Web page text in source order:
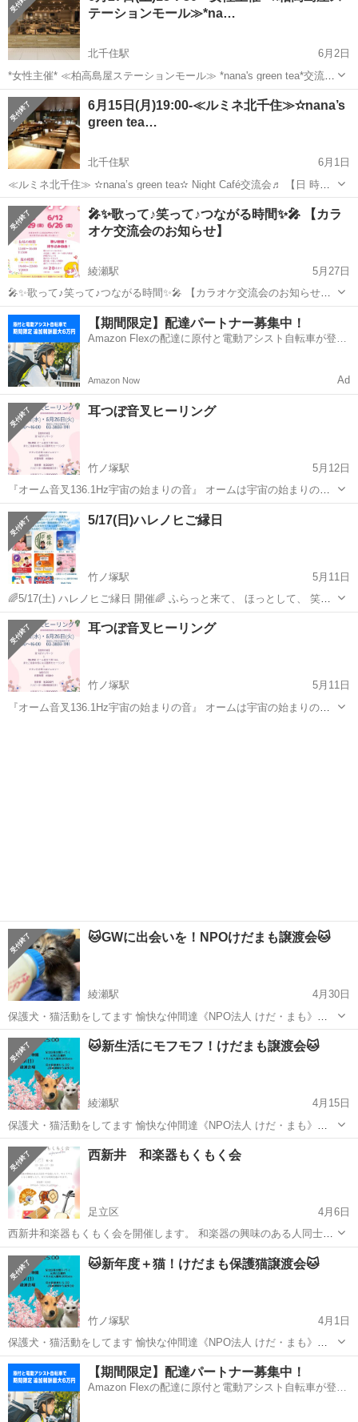
テーションモール≫*na…
北千住駅
6月2日
*女性主催* ≪柏高島屋ステーションモール≫ *nana's green tea*交流会
♬ 主催者は 女性ですので 女性の方お一人様でも 安心してご参加頂け
ます♬ ※女子会ではありませんので 男性の方のお...
東京 足立区 北千住駅 主催者
6月15日(月)19:00-≪ルミネ北千住≫✫nana’s
green tea…
北千住駅
6月1日
≪ルミネ北千住≫ ✫nana’s green tea✫ Night Café交流会♬ 【日 時】
6月15日(月)19:00-20:30 ※途中参加・途中退出ご自由にOK！ 【会
場】 nana’s g...
東京 足立区 北千住駅 その他 参加者募集
🎤✨歌って♪笑って♪つながる時間✨🎤 【カラ
オケ交流会のお知らせ】
綾瀬駅
5月27日
🎤✨歌って♪笑って♪つながる時間✨🎤 【カラオケ交流会のお知らせ】
こんばんは😃 EGSご縁倶楽部の小沼です。 今回は、 伊藤亜李さん主
催の「カラオケイベント」のご案内です😊 歌が好きな方♪ みんなで楽
しい時間を過ごした...
東京 足立区 綾瀬駅 その他 サロン
【期間限定】配達パートナー募集中！
Amazon Flexの配達に原付と電動アシスト自転車が登
Amazon Now Ad
耳つぼ音叉ヒーリング
竹ノ塚駅
5月12日
『オーム音叉136.1Hz宇宙の始まりの音』 オームは宇宙の始まりの音
であり、完全な音とされています。不調和なものを調和に導いてくれ
ます。 低音の振動は身体に入り込みやすいのが特徴。 身体の細胞レベ
ルに働きかけ、細胞が抱えて...
東京 足立区 竹ノ塚駅 音叉
5/17(日)ハレノヒご縁日
竹ノ塚駅
5月11日
🌈5/17(土) ハレノヒご縁日 開催🌈 ふらっと来て、 ほっとして、 笑顔
になれる1日✨ 占い・鑑定・整体・ヒーリング… 心と身体を整えるス
ペシャリストたちが集まる 癒しとご縁のマルシェを開催します🌿 さら
に✨ サン...
東京 足立区 竹ノ塚駅 その他 縁日
耳つぼ音叉ヒーリング
竹ノ塚駅
5月11日
『オーム音叉136.1Hz宇宙の始まりの音』 オームは宇宙の始まりの音
🐱GWに出会いを！NPOけだまも譲渡会🐱
綾瀬駅
4月30日
保護犬・猫活動をしてます 愉快な仲間達《NPO法人 けだ・まも》で
す😺 足立区行政とも連携しTNRに取り組み 日々 猫中心に走り回って
ます😆 保護猫の魅力と活動を皆さんに知って頂きたい！そして 保護っ
子達を紹介し ご縁...
東京 足立区 綾瀬駅
🐱新生活にモフモフ！けだまも譲渡会🐱
綾瀬駅
4月15日
保護犬・猫活動をしてます 愉快な仲間達《NPO法人 けだ・まも》で
す😺 足立区行政とも連携しTNRに取り組み 日々 猫中心に走り回って
ます😆 保護猫の魅力と活動を皆さんに知って頂きたい！そして 保護っ
子達を紹介し ご縁...
東京 足立区 綾瀬駅 その他 会場
西新井 和楽器もくもく会
足立区
4月6日
西新井和楽器もくもく会を開催します。 和楽器の興味のある人同士で
交流したり、ひとりでもくもく練習したり、好きに過ごせます。 入退
場も自由です。 ※太鼓はNG、アコースティックギターや弦楽器など
和楽器と合わせたい...
東京 足立区 その他 和楽器
🐱新年度＋猫！けだまも保護猫譲渡会🐱
竹ノ塚駅
4月1日
保護犬・猫活動をしてます 愉快な仲間達《NPO法人 けだ・まも》で
す😺 足立区行政とも連携しTNRに取り組み 日々 猫中心に走り回って
ます😆 保護猫の魅力と活動を皆さんに知って頂きたい！そして 保護っ
子達を紹介し ご縁...
東京 足立区 竹ノ塚駅 その他 会場
【期間限定】配達パートナー募集中！
Amazon Flexの配達に原付と電動アシスト自転車が登